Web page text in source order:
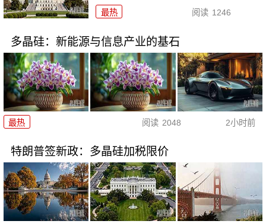
最热 阅读 1246
多晶硅：新能源与信息产业的基石
最热 阅读 2048 2小时前
特朗普签新政：多晶硅加税限价